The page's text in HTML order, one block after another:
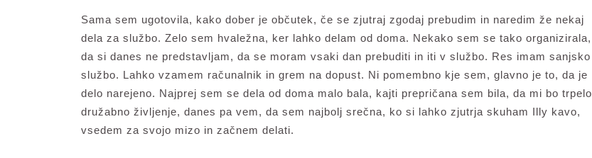
Sama sem ugotovila, kako dober je občutek, če se zjutraj zgodaj prebudim in naredim že nekaj
dela za službo. Zelo sem hvaležna, ker lahko delam od doma. Nekako sem se tako organizirala,
da si danes ne predstavljam, da se moram vsaki dan prebuditi in iti v službo. Res imam sanjsko
službo. Lahko vzamem računalnik in grem na dopust. Ni pomembno kje sem, glavno je to, da je
delo narejeno. Najprej sem se dela od doma malo bala, kajti prepričana sem bila, da mi bo trpelo
družabno življenje, danes pa vem, da sem najbolj srečna, ko si lahko zjutrja skuham Illy kavo,
vsedem za svojo mizo in začnem delati.